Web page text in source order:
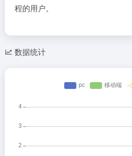
程的用户。
数据统计